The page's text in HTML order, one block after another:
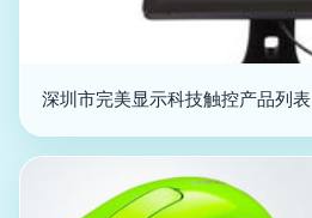
深圳市完美显示科技触控产品列表